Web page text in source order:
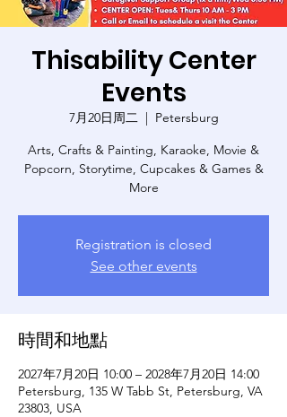
Thisability Center
Events
7月20日周二
  |
Petersburg
Arts, Crafts & Painting, Karaoke, Movie &
Popcorn, Storytime, Cupcakes & Games &
More
Registration is closed
See other events
時間和地點
2027年7月20日 10:00 – 2028年7月20日 14:00
Petersburg, 135 W Tabb St, Petersburg, VA
23803, USA